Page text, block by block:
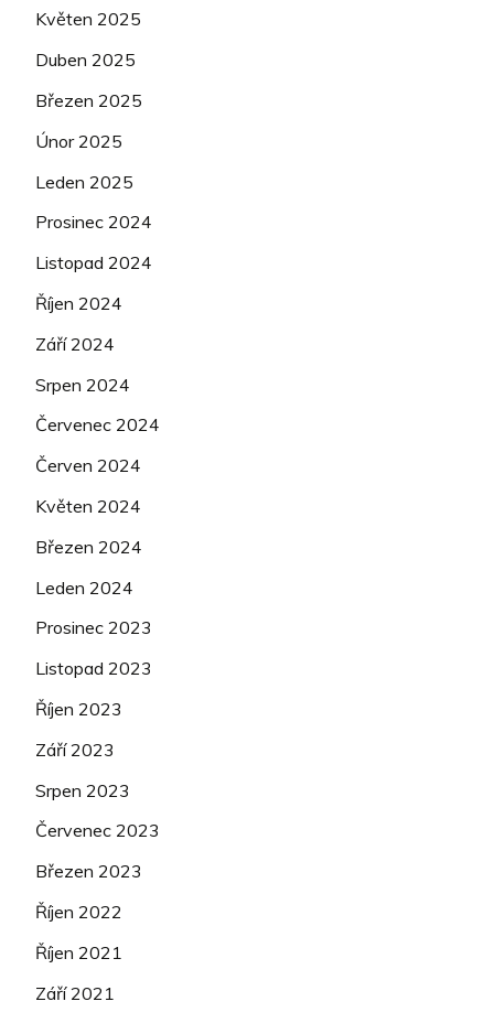
Květen 2025
Duben 2025
Březen 2025
Únor 2025
Leden 2025
Prosinec 2024
Listopad 2024
Říjen 2024
Září 2024
Srpen 2024
Červenec 2024
Červen 2024
Květen 2024
Březen 2024
Leden 2024
Prosinec 2023
Listopad 2023
Říjen 2023
Září 2023
Srpen 2023
Červenec 2023
Březen 2023
Říjen 2022
Říjen 2021
Září 2021